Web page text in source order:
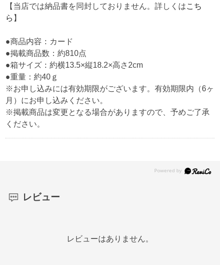
【当店では納品書を同封しておりません。詳しくはこち
ら 】
●商品内容：カード
●掲載商品数：約810点
●箱サイズ：約横13.5×縦18.2×高さ2cm
●重量：約40ｇ
※お申し込みには有効期限がございます。有効期限内（6ヶ
月）にお申し込みください。
※掲載商品は変更となる場合がありますので、予めご了承
ください。
レビュー
レビューはありません。